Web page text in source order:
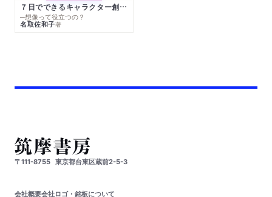
７日でできるキャラクター創作入門
─想像って役立つの？
名取佐和子著
〒111-8755 東京都台東区蔵前2-5-3
会社概要会社ロゴ・銘板について